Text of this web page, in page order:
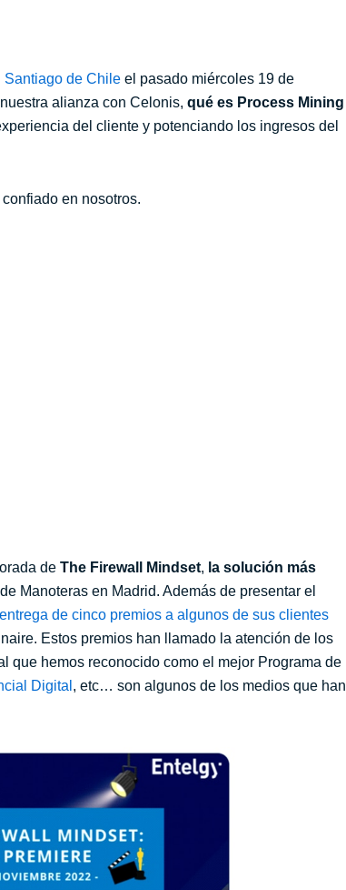
Santiago de Chile el pasado miércoles 19 de
alianza con Celonis, qué es Process Mining
del cliente y potenciando los ingresos del
en nosotros.
de The Firewall Mindset, la solución más
Manoteras en Madrid. Además de presentar el
de cinco premios a algunos de sus clientes
Estos premios han llamado la atención de los
que hemos reconocido como el mejor Programa de
Digital , etc… son algunos de los medios que han